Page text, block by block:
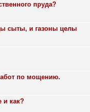
пруда?
сыты, и газоны целы
по мощению.
и как?